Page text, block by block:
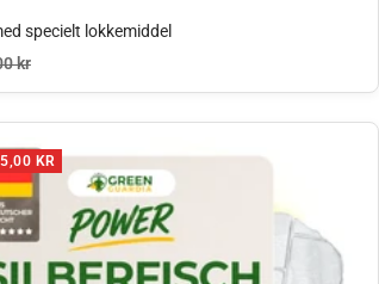
specielt lokkemiddel
pris
kr
KR